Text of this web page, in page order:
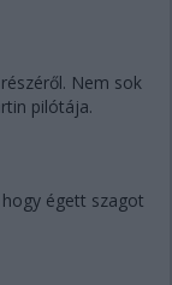
Nem sok
pilótája.
égett szagot